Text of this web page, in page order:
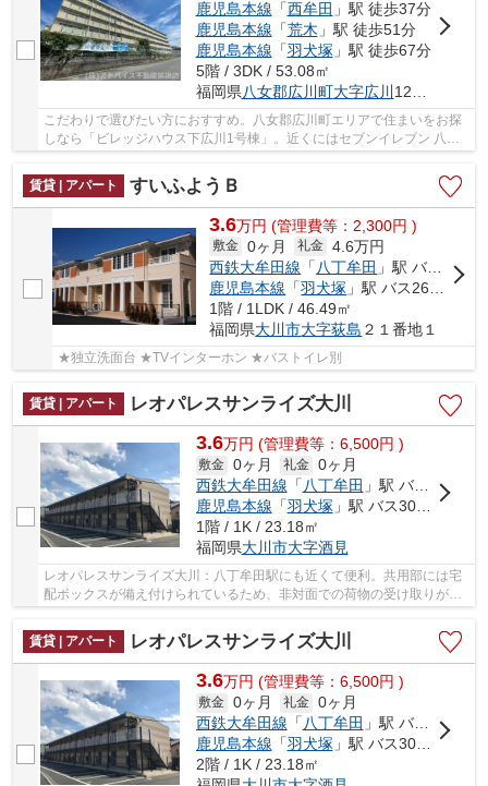
鹿児島本線 「西牟田 」駅 徒歩37分
鹿児島本線 「荒木 」駅 徒歩51分
鹿児島本線 「羽犬塚 」駅 徒歩67分
5階 / 3DK / 53.08㎡
福岡県八女郡広川町大字広川 1255-6
こだわりで選びたい方におすすめ。八女郡広川町エリアで住まいをお探
しなら「ビレッジハウス下広川1号棟」。近くにはセブンイレブン 八女
広川店(徒歩3分)がありちょっとした買い物に便...
賃貸 | アパート
すいふようＢ
3.6万円 (管理費等：2,300円 )
敷金 0ヶ月 礼金 4.6万円
西鉄大牟田線 「八丁牟田 」駅 バス9分 「三百」 停歩12分
鹿児島本線 「羽犬塚 」駅 バス26分 「三百」 停歩12分
1階 / 1LDK / 46.49㎡
福岡県大川市大字荻島 ２１番地１
★独立洗面台 ★TVインターホン ★バストイレ別
賃貸 | アパート レオパレスサンライズ大川
3.6万円 (管理費等：6,500円 )
敷金 0ヶ月 礼金 0ヶ月
西鉄大牟田線 「八丁牟田 」駅 バス13分 「大川市役所」 停歩6分
鹿児島本線 「羽犬塚」駅 バス30分 「大川市役所」 停歩6分
1階 / 1K / 23.18㎡
福岡県大川市大字酒見
レオパレスサンライズ大川：八丁牟田駅にも近くて便利。共用部には宅
配ボックスが備え付けられているため、非対面での荷物の受け取りが可
賃貸 | アパート
レオパレスサンライズ大川
3.6万円 (管理費等：6,500円 )
敷金 0ヶ月 礼金 0ヶ月
西鉄大牟田線 「八丁牟田 」駅 バス13分 「大川市役所」 停歩6分
鹿児島本線 「羽犬塚」駅 バス30分 「大川市役所」 停歩6分
2階 / 1K / 23.18㎡